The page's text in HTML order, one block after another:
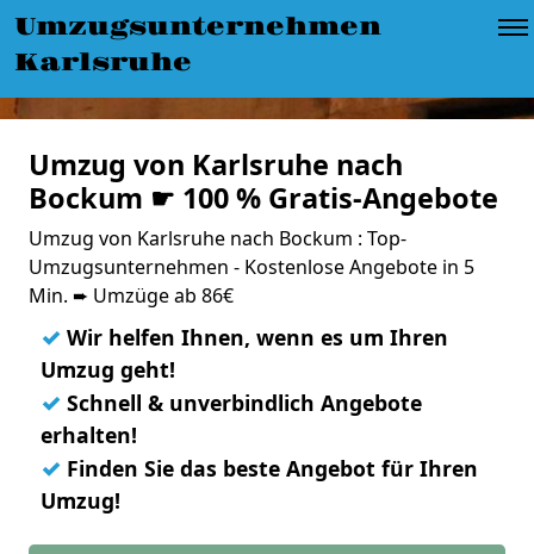
Umzugsunternehmen
Karlsruhe
Umzug von Karlsruhe nach
Bockum ☛ 100 % Gratis-Angebote
Umzug von Karlsruhe nach Bockum : Top-
Umzugsunternehmen - Kostenlose Angebote in 5
Min. ➨ Umzüge ab 86€
✓ Wir helfen Ihnen, wenn es um Ihren
Umzug geht!
✓ Schnell & unverbindlich Angebote
erhalten!
✓ Finden Sie das beste Angebot für Ihren
Umzug!